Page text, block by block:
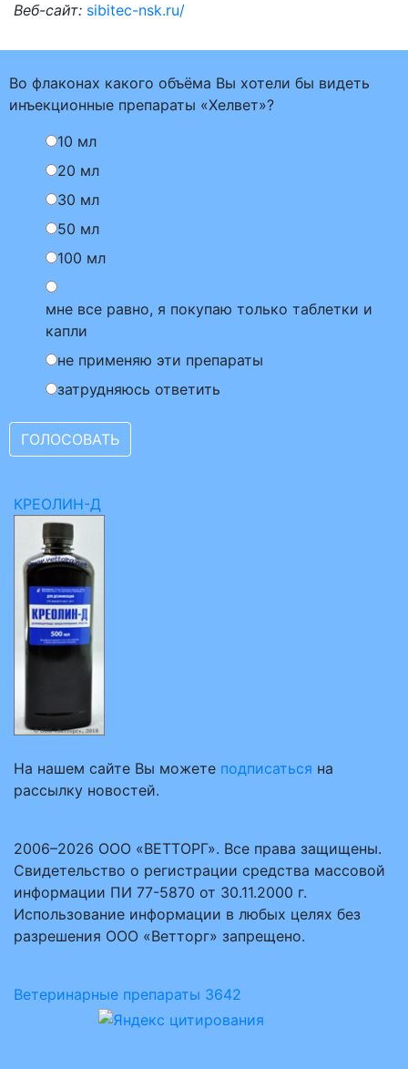
Веб-сайт: sibitec-nsk.ru/
Во флаконах какого объёма Вы хотели бы видеть
инъекционные препараты «Хелвет»?
10 мл
20 мл
30 мл
50 мл
100 мл
мне все равно, я покупаю только таблетки и
капли
не применяю эти препараты
затрудняюсь ответить
КРЕОЛИН-Д
На нашем сайте Вы можете подписаться на
рассылку новостей.
2006–2026 ООО «ВЕТТОРГ». Все права защищены.
Свидетельство о регистрации средства массовой
информации ПИ 77-5870 от 30.11.2000 г.
Использование информации в любых целях без
разрешения ООО «Ветторг» запрещено.
Ветеринарные препараты 3642